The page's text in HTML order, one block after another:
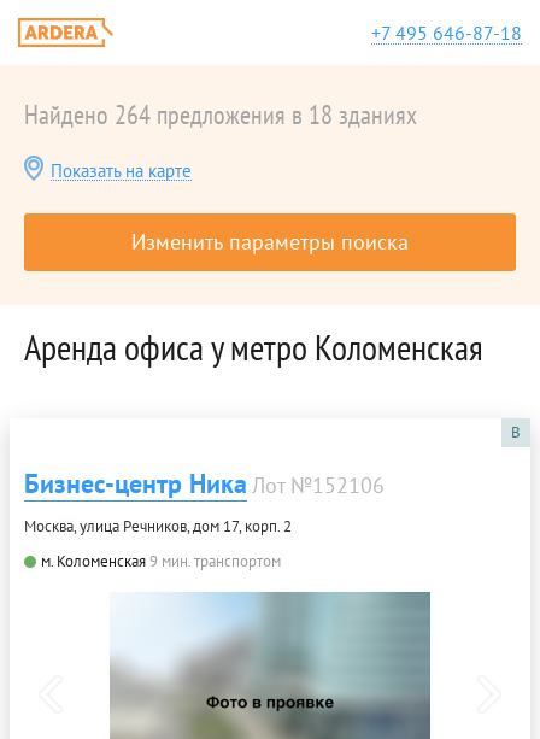
+7 495 646-87-18
Найдено 264 предложения в 18 зданиях
Показать на карте
Изменить параметры поиска
Аренда офиса у метро Коломенская
B
Бизнес-центр Ника Лот №152106
Москва, улица Речников, дом 17, корп. 2
м. Коломенская9 мин. транспортом